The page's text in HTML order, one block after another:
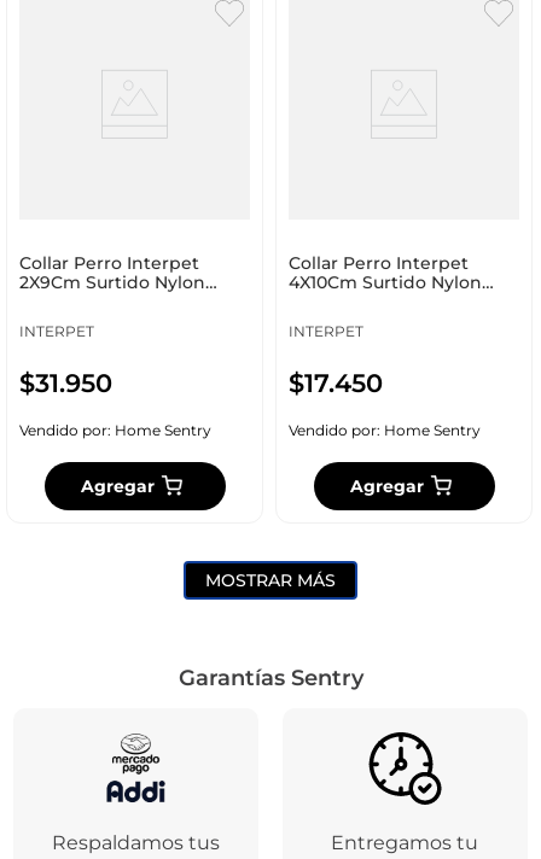
Collar Perro Interpet
2X9Cm Surtido Nylon
INTERPET
$31.950
Vendido por: Home Sentry
Agregar
Collar Perro Interpet
4X10Cm Surtido Nylon
INTERPET
$17.450
Vendido por: Home Sentry
Agregar
MOSTRAR MÁS
Garantías Sentry
Respaldamos tus
Entregamos tu